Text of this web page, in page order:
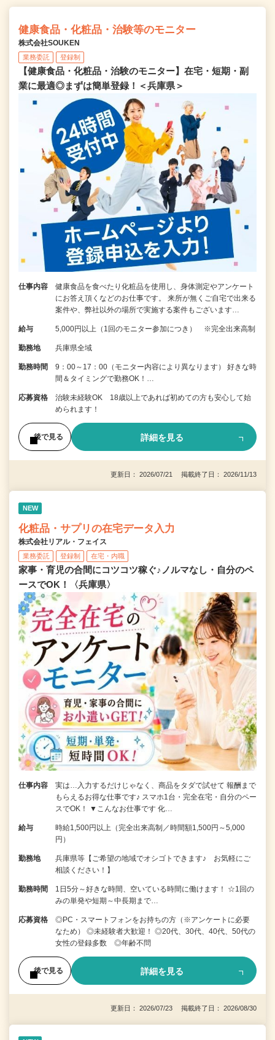
健康食品・化粧品・治験等のモニター
株式会社SOUKEN
業務委託 登録制
【健康食品・化粧品・治験のモニター】在宅・短期・副
業に最適◎まずは簡単登録！＜兵庫県＞
仕事内容
健康食品を食べたり化粧品を使用し、身体測定やアンケート
にお答え頂くなどのお仕事です。 来所が無くご自宅で出来る
案件や、弊社以外の場所で実施する案件もございます…
給与 5,000円以上（1回のモニター参加につき） ※完全出来高制
勤務地 兵庫県全域
勤務時間
9：00～17：00（モニター内容により異なります） 好きな時
間＆タイミングで勤務OK！…
応募資格
治験未経験OK 18歳以上であれば初めての方も安心して始
められます！
後で見る 詳細を見る
更新日： 2026/07/21 掲載終了日： 2026/11/13
NEW
化粧品・サプリの在宅データ入力
株式会社リアル・フェイス
業務委託 登録制 在宅・内職
家事・育児の合間にコツコツ稼ぐ♪ノルマなし・自分のペ
ースでOK！〈兵庫県〉
仕事内容
実は…入力するだけじゃなく、商品をタダで試せて 報酬まで
もらえるお得な仕事です♪ スマホ1台・完全在宅・自分のペー
スでOK！ ▼こんなお仕事です 化…
給与
時給1,500円以上（完全出来高制／時間額1,500円～5,000
円）
勤務地
兵庫県等【ご希望の地域でオシゴトできます♪ お気軽にご
相談ください！】
勤務時間
1日5分～好きな時間、空いている時間に働けます！ ☆1回の
みの単発や短期～中長期まで…
応募資格
◎PC・スマートフォンをお持ちの方（※アンケートに必要
なため） ◎未経験者大歓迎！ ◎20代、30代、40代、50代の
女性の登録多数 ◎年齢不問
後で見る 詳細を見る
更新日： 2026/07/23 掲載終了日： 2026/08/30